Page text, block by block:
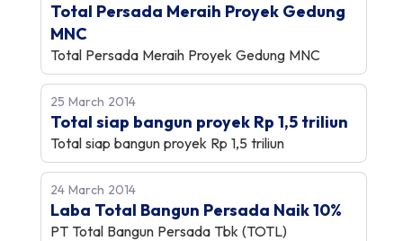
Total Persada Meraih Proyek Gedung
MNC
Total Persada Meraih Proyek Gedung MNC
25 March 2014
Total siap bangun proyek Rp 1,5 triliun
Total siap bangun proyek Rp 1,5 triliun
24 March 2014
Laba Total Bangun Persada Naik 10%
PT Total Bangun Persada Tbk (TOTL)